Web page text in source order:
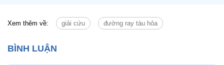
Xem thêm về: giải cứu đường ray tàu hỏa